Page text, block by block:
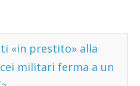
«in prestito» alla
militari ferma a un